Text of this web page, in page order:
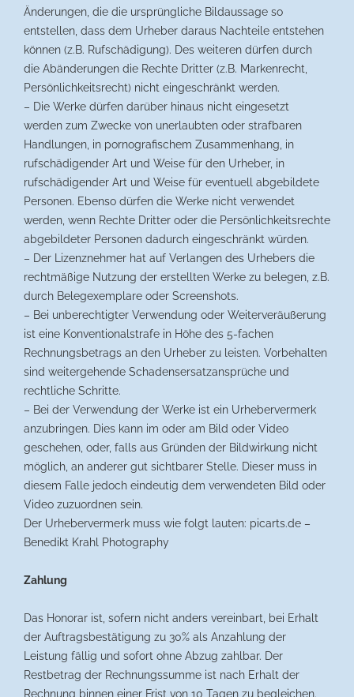
Änderungen, die die ursprüngliche Bildaussage so
entstellen, dass dem Urheber daraus Nachteile entstehen
können (z.B. Rufschädigung). Des weiteren dürfen durch
die Abänderungen die Rechte Dritter (z.B. Markenrecht,
Persönlichkeitsrecht) nicht eingeschränkt werden.
– Die Werke dürfen darüber hinaus nicht eingesetzt
werden zum Zwecke von unerlaubten oder strafbaren
Handlungen, in pornografischem Zusammenhang, in
rufschädigender Art und Weise für den Urheber, in
rufschädigender Art und Weise für eventuell abgebildete
Personen. Ebenso dürfen die Werke nicht verwendet
werden, wenn Rechte Dritter oder die Persönlichkeitsrechte
abgebildeter Personen dadurch eingeschränkt würden.
– Der Lizenznehmer hat auf Verlangen des Urhebers die
rechtmäßige Nutzung der erstellten Werke zu belegen, z.B.
durch Belegexemplare oder Screenshots.
– Bei unberechtigter Verwendung oder Weiterveräußerung
ist eine Konventionalstrafe in Höhe des 5-fachen
Rechnungsbetrags an den Urheber zu leisten. Vorbehalten
sind weitergehende Schadensersatzansprüche und
rechtliche Schritte.
– Bei der Verwendung der Werke ist ein Urhebervermerk
anzubringen. Dies kann im oder am Bild oder Video
geschehen, oder, falls aus Gründen der Bildwirkung nicht
möglich, an anderer gut sichtbarer Stelle. Dieser muss in
diesem Falle jedoch eindeutig dem verwendeten Bild oder
Video zuzuordnen sein.
Der Urhebervermerk muss wie folgt lauten: picarts.de –
Benedikt Krahl Photography
Zahlung
Das Honorar ist, sofern nicht anders vereinbart, bei Erhalt
der Auftragsbestätigung zu 30% als Anzahlung der
Leistung fällig und sofort ohne Abzug zahlbar. Der
Restbetrag der Rechnungssumme ist nach Erhalt der
Rechnung binnen einer Frist von 10 Tagen zu begleichen.